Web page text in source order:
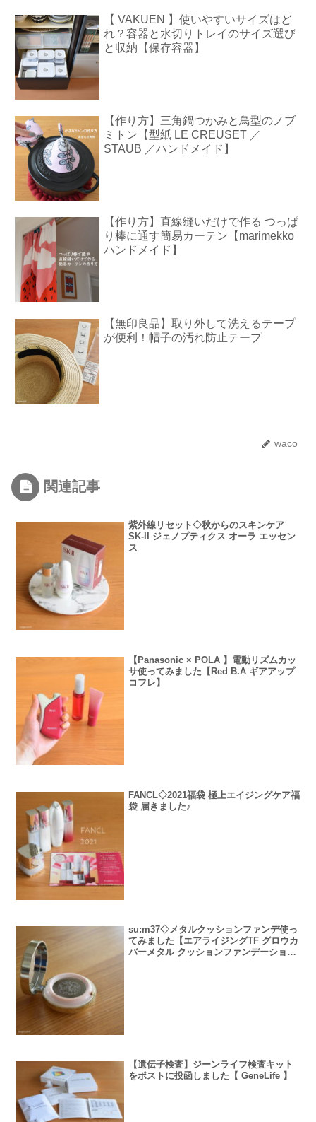
【 VAKUEN 】使いやすいサイズはど
れ？容器と水切りトレイのサイズ選び
と収納【保存容器】
【作り方】三角鍋つかみと鳥型のノブ
ミトン【型紙 LE CREUSET ／
STAUB ／ハンドメイド】
【作り方】直線縫いだけで作る つっぱ
り棒に通す簡易カーテン【marimekko
ハンドメイド】
【無印良品】取り外して洗えるテープ
が便利！帽子の汚れ防止テープ
waco
関連記事
紫外線リセット◇秋からのスキンケア
SK-II ジェノプティクス オーラ エッセン
ス
【Panasonic × POLA 】電動リズムカッ
サ使ってみました【Red B.A ギアアップ
コフレ】
FANCL◇2021福袋 極上エイジングケア福
袋 届きました♪
su:m37◇メタルクッションファンデ使っ
てみました【エアライジングTF グロウカ
バーメタル クッションファンデーション
【遺伝子検査】ジーンライフ検査キット
をポストに投函しました【 GeneLife 】